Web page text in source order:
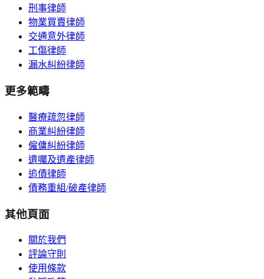
刑事律師
物業買賣律師
交通意外律師
工傷律師
漏水糾紛律師
更多範疇
醫療疏忽律師
商業糾紛律師
僱傭糾紛律師
遺囑及遺產律師
追債律師
債務重組/破產律師
其他頁面
關於我們
評論守則
使用條款